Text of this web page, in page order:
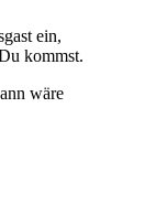
ein,
kommst.
wäre